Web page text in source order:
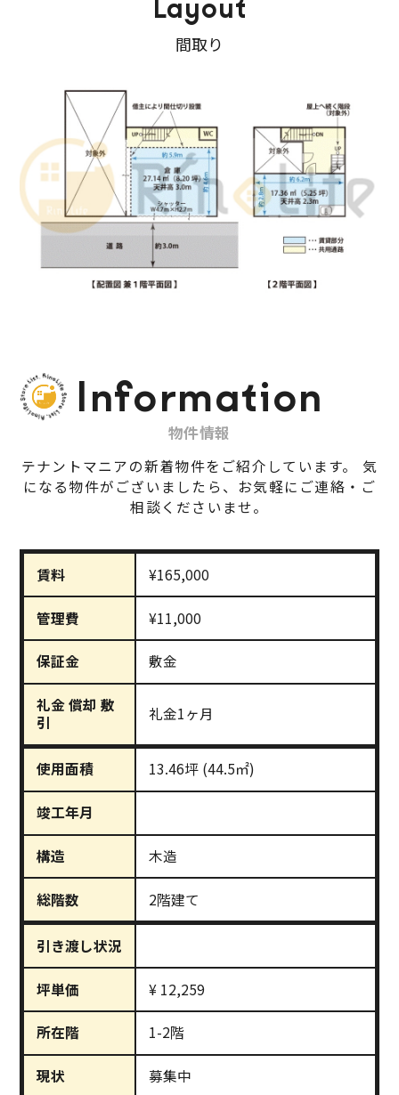
Layout
間取り
Information
物件情報
テナントマニアの新着物件をご紹介しています。
気
になる物件がございましたら、お気軽にご連絡・ご
相談くださいませ。
賃料 ¥165,000
管理費 ¥11,000
保証金 敷金
礼金 償却 敷
引
礼金1ヶ月
使用面積 13.46坪 (44.5㎡)
竣工年月
構造 木造
総階数 2階建て
引き渡し状況
坪単価 ¥ 12,259
所在階 1-2階
現状 募集中